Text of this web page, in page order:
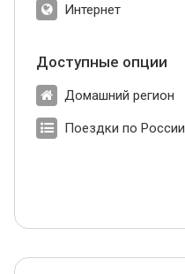
Интернет
Доступные опции
Домашний регион
Поездки по России